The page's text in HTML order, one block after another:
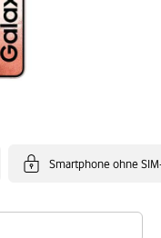
Smartphone ohne